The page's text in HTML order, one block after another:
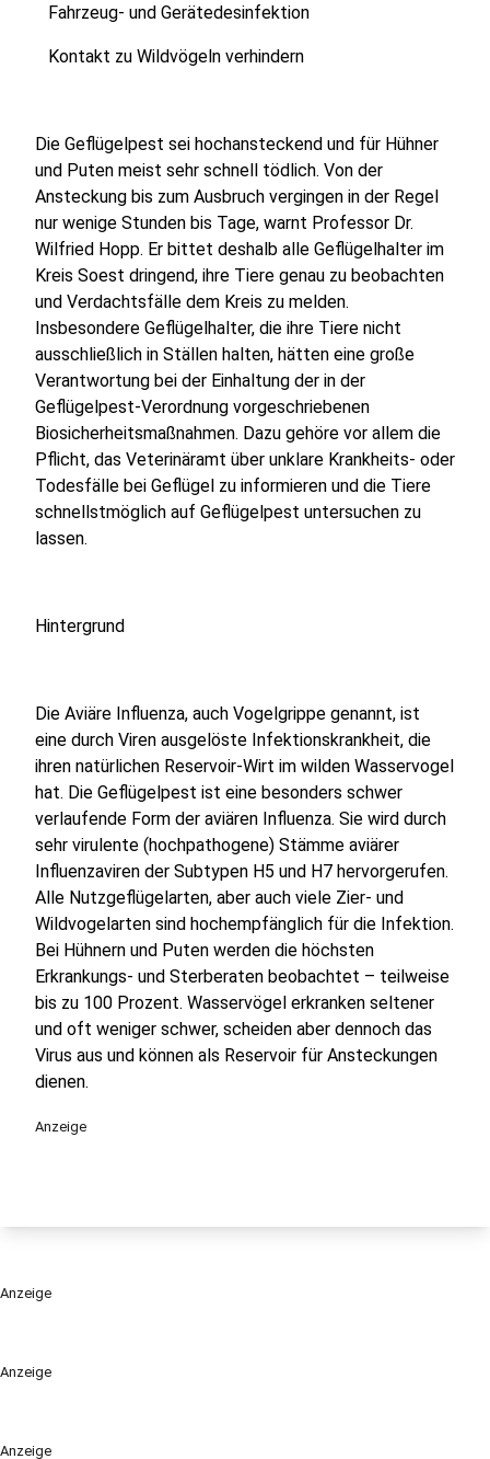
Anzeige
Anzeige
Fahrzeug- und Gerätedesinfektion
Kontakt zu Wildvögeln verhindern
Die Geflügelpest sei hochansteckend und für Hühner
und Puten meist sehr schnell tödlich. Von der
Ansteckung bis zum Ausbruch vergingen in der Regel
nur wenige Stunden bis Tage, warnt Professor Dr.
Wilfried Hopp. Er bittet deshalb alle Geflügelhalter im
Kreis Soest dringend, ihre Tiere genau zu beobachten
und Verdachtsfälle dem Kreis zu melden.
Insbesondere Geflügelhalter, die ihre Tiere nicht
ausschließlich in Ställen halten, hätten eine große
Verantwortung bei der Einhaltung der in der
Geflügelpest-Verordnung vorgeschriebenen
Biosicherheitsmaßnahmen. Dazu gehöre vor allem die
Pflicht, das Veterinäramt über unklare Krankheits- oder
Todesfälle bei Geflügel zu informieren und die Tiere
schnellstmöglich auf Geflügelpest untersuchen zu
lassen.
Hintergrund
Die Aviäre Influenza, auch Vogelgrippe genannt, ist
eine durch Viren ausgelöste Infektionskrankheit, die
ihren natürlichen Reservoir-Wirt im wilden Wasservogel
hat. Die Geflügelpest ist eine besonders schwer
verlaufende Form der aviären Influenza. Sie wird durch
sehr virulente (hochpathogene) Stämme aviärer
Influenzaviren der Subtypen H5 und H7 hervorgerufen.
Alle Nutzgeflügelarten, aber auch viele Zier- und
Wildvogelarten sind hochempfänglich für die Infektion.
Bei Hühnern und Puten werden die höchsten
Erkrankungs- und Sterberaten beobachtet – teilweise
bis zu 100 Prozent. Wasservögel erkranken seltener
und oft weniger schwer, scheiden aber dennoch das
Virus aus und können als Reservoir für Ansteckungen
dienen.
Anzeige
Anzeige